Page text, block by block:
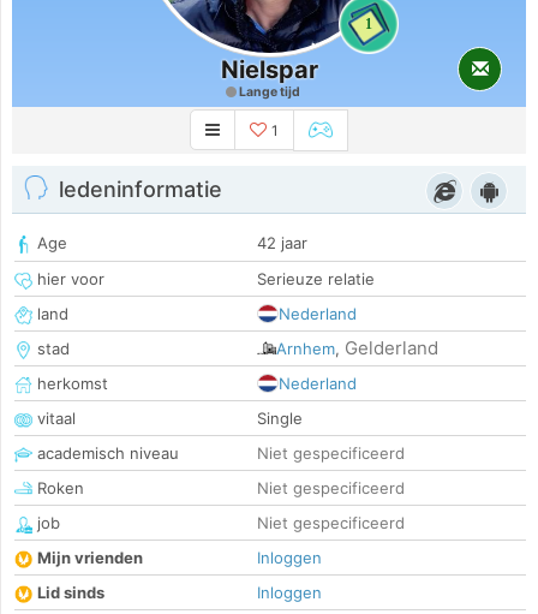
1
Nielspar
Lange tijd
1
ledeninformatie
Age
42 jaar
hier voor
Serieuze relatie
land
Nederland
stad
Arnhem, Gelderland
herkomst
Nederland
vitaal
Single
academisch niveau
Niet gespecificeerd
Roken
Niet gespecificeerd
job
Niet gespecificeerd
Mijn vrienden
Inloggen
Lid sinds
Inloggen